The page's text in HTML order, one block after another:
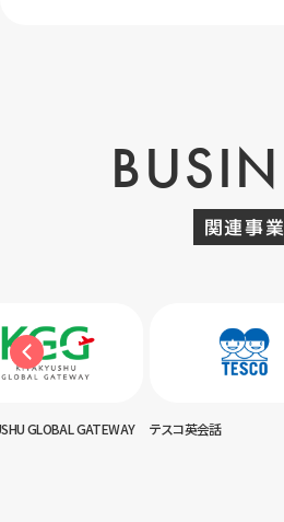
関連事業
GLOBAL GATEWAY テスコ英会話